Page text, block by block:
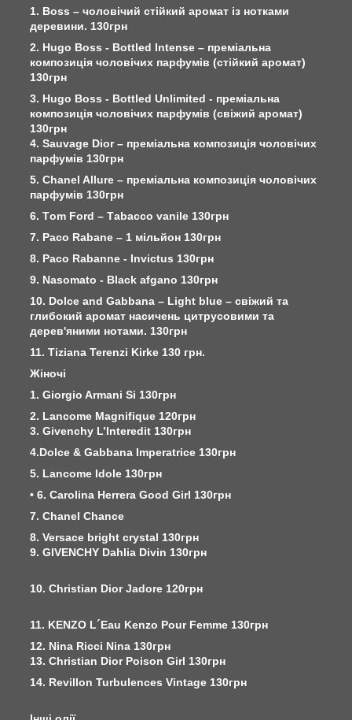
1. Boss – чоловічий стійкий аромат із нотками
деревини. 130грн
2. Hugo Boss - Bottled Intense – преміальна
композиція чоловічих парфумів (стійкий аромат)
130грн
3. Hugo Boss - Bottled Unlimited - преміальна
композиція чоловічих парфумів (свіжий аромат)
130грн
4. Sauvage Dior – преміальна композиція чоловічих
парфумів 130грн
5. Chanel Allure – преміальна композиція чоловічих
парфумів 130грн
6. Тom Ford – Тabacco vanile 130грн
7. Paco Rabane – 1 мільйон 130грн
8. Paco Rabanne - Invictus 130грн
9. Nasomato - Black afgano 130грн
10. Dolce and Gabbana – Light blue – свіжий та
глибокий аромат насичень цитрусовими та
дерев'яними нотами. 130грн
11. Tiziana Terenzi Kirke 130 грн.
Жіночі
1. Giorgio Armani Si 130грн
2. Lancome Magnifique 120грн
3. Givenchy L’Interedit 130грн
4.Dolce & Gabbana Imperatrice 130грн
5. Lancome Idole 130грн
• 6. Carolina Herrera Good Girl 130грн
7. Chanel Chance
8. Versace bright crystal 130грн
9. GIVENCHY Dahlia Divin 130грн
10. Christian Dior Jadore 120грн
11. KENZO L´Eau Kenzo Pour Femme 130грн
12. Nina Ricci Nina 130грн
13. Christian Dior Poison Girl 130грн
14. Revillon Turbulences Vintage 130грн